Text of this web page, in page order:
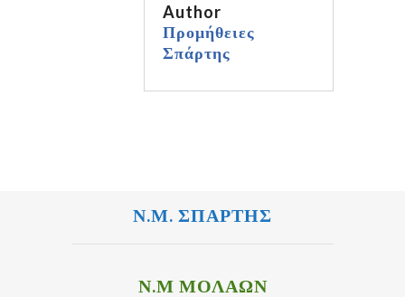
Author
Προμήθειες
Σπάρτης
Ν.Μ. ΣΠΑΡΤΗΣ
Ν.Μ ΜΟΛΑΩΝ